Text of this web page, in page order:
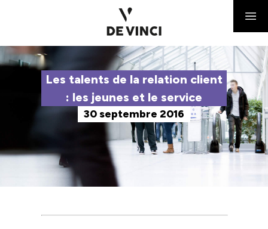
Les talents de la relation client
: les jeunes et le service
30 septembre 2016